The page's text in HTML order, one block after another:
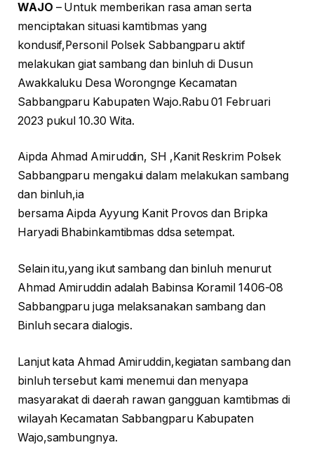
WAJO – Untuk memberikan rasa aman serta
menciptakan situasi kamtibmas yang
kondusif,Personil Polsek Sabbangparu aktif
melakukan giat sambang dan binluh di Dusun
Awakkaluku Desa Worongnge Kecamatan
Sabbangparu Kabupaten Wajo.Rabu 01 Februari
2023 pukul 10.30 Wita.
Aipda Ahmad Amiruddin, SH ,Kanit Reskrim Polsek
Sabbangparu mengakui dalam melakukan sambang
dan binluh,ia
bersama Aipda Ayyung Kanit Provos dan Bripka
Haryadi Bhabinkamtibmas ddsa setempat.
Selain itu,yang ikut sambang dan binluh menurut
Ahmad Amiruddin adalah Babinsa Koramil 1406-08
Sabbangparu juga melaksanakan sambang dan
Binluh secara dialogis.
Lanjut kata Ahmad Amiruddin,kegiatan sambang dan
binluh tersebut kami menemui dan menyapa
masyarakat di daerah rawan gangguan kamtibmas di
wilayah Kecamatan Sabbangparu Kabupaten
Wajo,sambungnya.